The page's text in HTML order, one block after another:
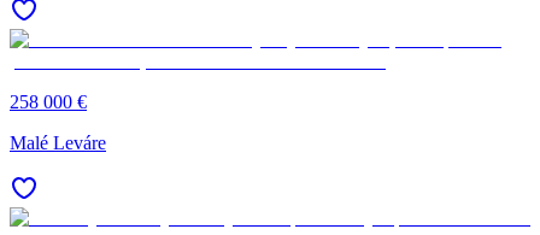
258 000 €
Malé Leváre